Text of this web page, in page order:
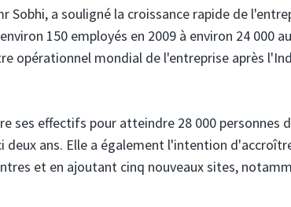
Sobhi, a souligné la croissance rapide de
150 employés en 2009 à environ 24 000
opérationnel mondial de l'entreprise après
ses effectifs pour atteindre 28 000 personnes
deux ans. Elle a également l'intention
et en ajoutant cinq nouveaux sites,